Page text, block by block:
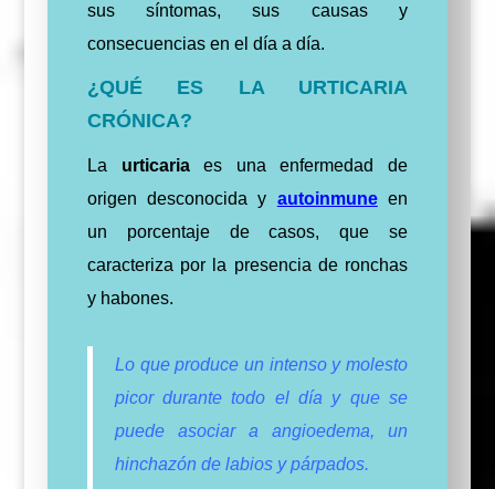
sus síntomas, sus causas y
consecuencias en el día a día.
¿QUÉ ES LA URTICARIA
CRÓNICA?
La urticariaes una enfermedad de
origen desconocida y autoinmuneen
un porcentaje de casos, que se
caracteriza por la presencia de ronchas
y habones.
Lo que produce un intenso y molesto
picor durante todo el día y que se
puede asociar a angioedema, un
hinchazón de labios y párpados.